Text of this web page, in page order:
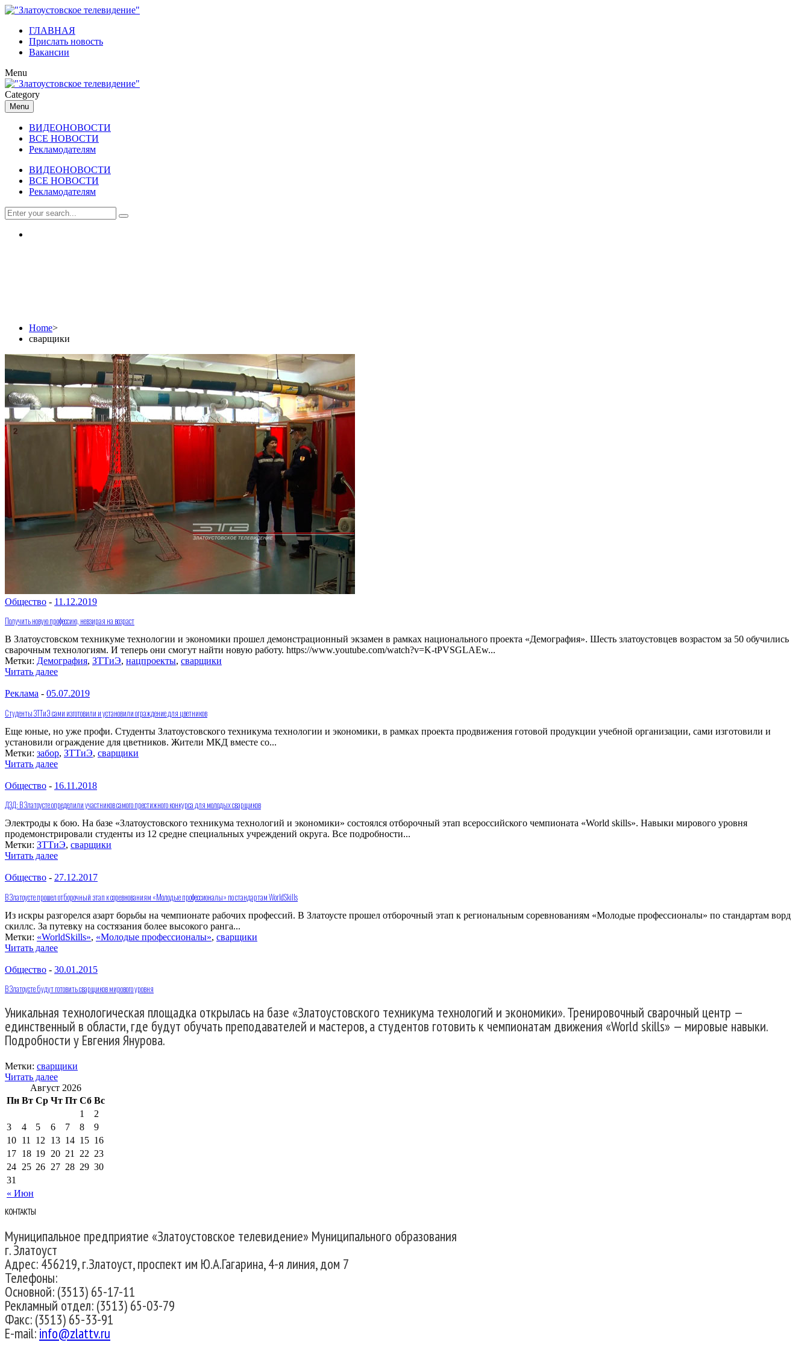
ГЛАВНАЯ
Прислать новость
Вакансии
Menu
Category
Menu
ВИДЕОНОВОСТИ
ВСЕ НОВОСТИ
Рекламодателям
ВИДЕОНОВОСТИ
ВСЕ НОВОСТИ
Рекламодателям
Home>
сварщики
Общество - 11.12.2019
Получить новую профессию, невзирая на возраст
В Златоустовском техникуме технологии и экономики прошел демонстрационный экзамен в рамках национального проекта «Демография». Шесть златоустовцев возрастом за 50 обучились
сварочным технологиям. И теперь они смогут найти новую работу. https://www.youtube.com/watch?v=K-tPVSGLAEw...
Метки: Демография, ЗТТиЭ, нацпроекты, сварщики
Читать далее
Реклама - 05.07.2019
Студенты ЗТТиЭ сами изготовили и установили ограждение для цветников
Еще юные, но уже профи. Студенты Златоустовского техникума технологии и экономики, в рамках проекта продвижения готовой продукции учебной организации, сами изготовили и
установили ограждение для цветников. Жители МКД вместе со...
Метки: забор, ЗТТиЭ, сварщики
Читать далее
Общество - 16.11.2018
ДЗД: В Златоусте определили участников самого престижного конкурса для молодых сварщиков
Электроды к бою. На базе «Златоустовского техникума технологий и экономики» состоялся отборочный этап всероссийского чемпионата «World skills». Навыки мирового уровня
продемонстрировали студенты из 12 средне специальных учреждений округа. Все подробности...
Метки: ЗТТиЭ, сварщики
Читать далее
Общество - 27.12.2017
В Златоусте прошел отборочный этап к соревнованиям «Молодые профессионалы» по стандартам WorldSkills
Из искры разгорелся азарт борьбы на чемпионате рабочих профессий. В Златоусте прошел отборочный этап к региональным соревнованиям «Молодые профессионалы» по стандартам ворд
скиллс. За путевку на состязания более высокого ранга...
Метки: «WorldSkills», «Молодые профессионалы», сварщики
Читать далее
Общество - 30.01.2015
В Златоусте будут готовить сварщиков мирового уровня
Уникальная технологическая площадка открылась на базе «Златоустовского техникума технологий и экономики». Тренировочный сварочный центр —
единственный в области, где будут обучать преподавателей и мастеров, а студентов готовить к чемпионатам движения «World skills» — мировые навыки.
Подробности у Евгения Янурова.
Метки: сварщики
Читать далее
Август 2026
Пн Вт Ср Чт Пт Сб Вс
« Июн
1
2
3
4 5 6 7 8
9
10 11 12 13 14 15 16
17 18 19 20 21 22 23
24 25 26 27 28 29 30
31
КОНТАКТЫ
Муниципальное предприятие «Златоустовское телевидение» Муниципального образования
г. Златоуст
Адрес: 456219, г.Златоуст, проспект им Ю.А.Гагарина, 4-я линия, дом 7
Телефоны:
Основной: (3513) 65-17-11
Рекламный отдел: (3513) 65-03-79
Факс: (3513) 65-33-91
E-mail:info@zlattv.ru